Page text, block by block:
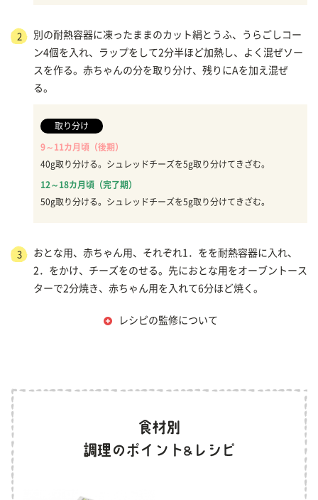
2
別の耐熱容器に凍ったままのカット絹とうふ、うらごしコー
ン4個を入れ、ラップをして2分半ほど加熱し、よく混ぜソー
スを作る。赤ちゃんの分を取り分け、残りにAを加え混ぜ
る。
取り分け
9～11カ月頃（後期）
40g取り分ける。シュレッドチーズを5g取り分けてきざむ。
12～18カ月頃（完了期）
50g取り分ける。シュレッドチーズを5g取り分けてきざむ。
3
おとな用、赤ちゃん用、それぞれ1．をを耐熱容器に入れ、
2．をかけ、チーズをのせる。先におとな用をオーブントース
ターで2分焼き、赤ちゃん用を入れて6分ほど焼く。
レシピの監修について